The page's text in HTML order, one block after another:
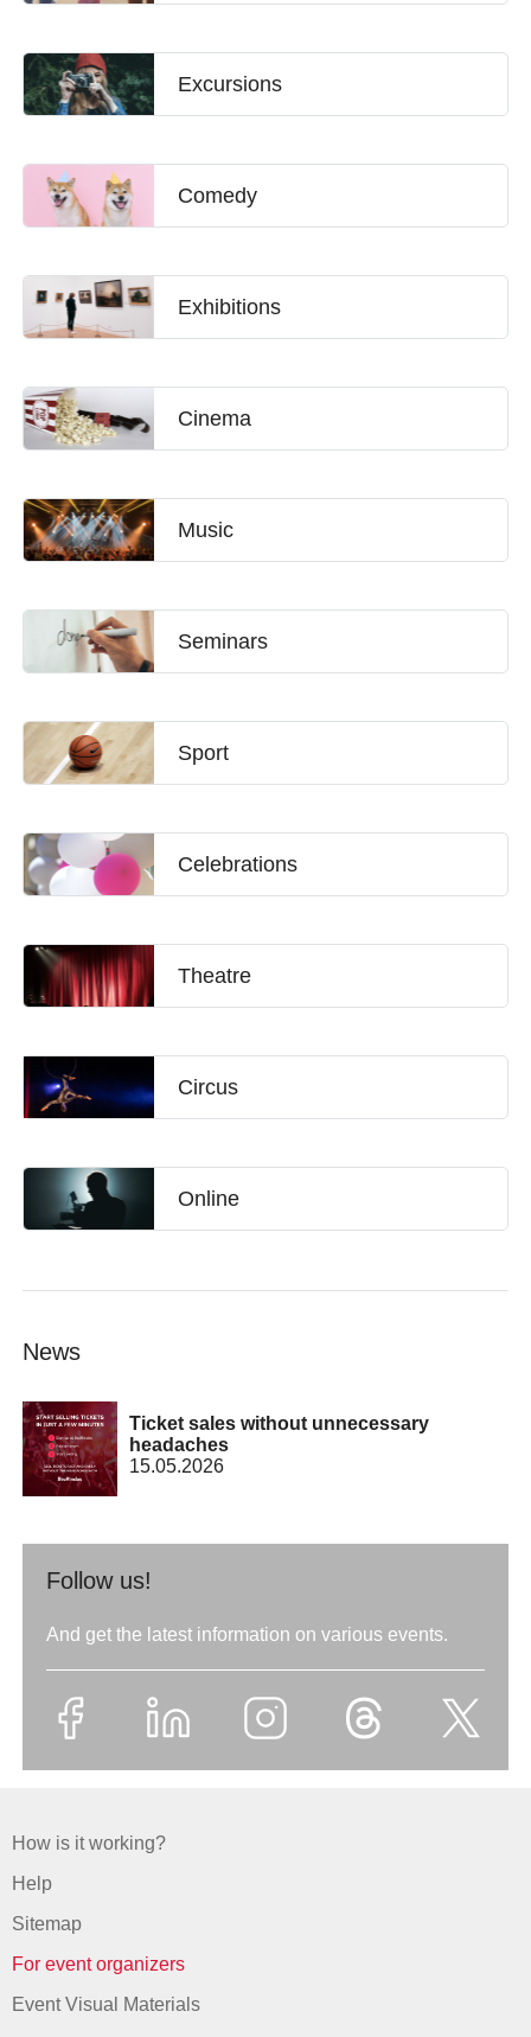
Excursions
Comedy
Exhibitions
Cinema
Music
Seminars
Sport
Celebrations
Theatre
Circus
Online
News
Ticket sales without unnecessary
headaches
15.05.2026
Follow us!
And get the latest information on various events.
How is it working?
Help
Sitemap
For event organizers
Event Visual Materials